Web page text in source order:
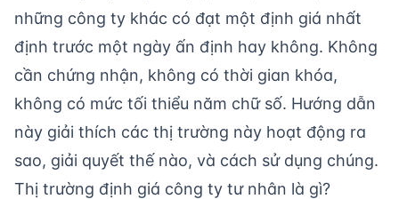
những công ty khác có đạt một định giá nhất
định trước một ngày ấn định hay không. Không
cần chứng nhận, không có thời gian khóa,
không có mức tối thiểu năm chữ số. Hướng dẫn
này giải thích các thị trường này hoạt động ra
sao, giải quyết thế nào, và cách sử dụng chúng.
Thị trường định giá công ty tư nhân là gì?